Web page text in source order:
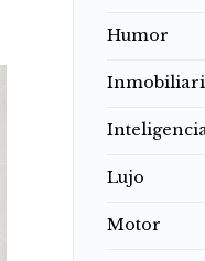
Humor
Lujo
Motor